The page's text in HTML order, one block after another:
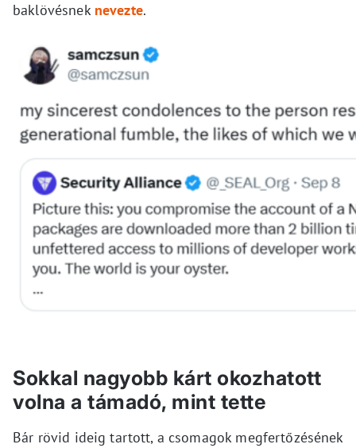
baklövésnek nevezte.
Sokkal nagyobb kárt okozhatott
volna a támadó, mint tette
Bár rövid ideig tartott, a csomagok megfertőzésének